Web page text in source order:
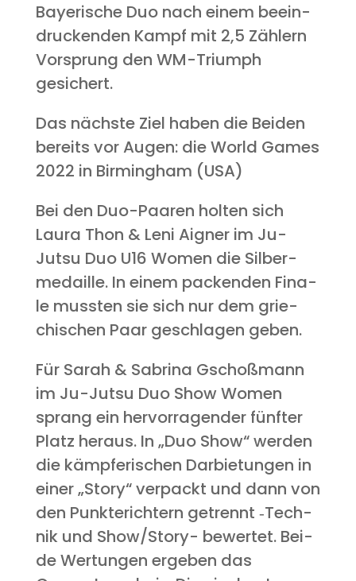
Baye­ri­sche Duo nach einem beein­
dru­cken­den Kampf mit 2,5 Zäh­lern
Vor­sprung den WM-Tri­umph
gesichert.
Das nächs­te Ziel haben die Bei­den
bereits vor Augen: die World Games
2022 in Bir­ming­ham (USA)
Bei den Duo-Paa­ren hol­ten sich
Lau­ra Thon & Leni Aigner im Ju-
Jutsu Duo U16 Women die Sil­ber­
me­dail­le. In einem packen­den Fina­
le muss­ten sie sich nur dem grie­
chi­schen Paar geschla­gen geben.
Für Sarah & Sabri­na Gschoß­mann
im Ju-Jutsu Duo Show Women
sprang ein her­vor­ra­gen­der fünf­ter
Platz her­aus. In „Duo Show“ wer­den
die kämp­fe­ri­schen Dar­bie­tun­gen in
einer „Sto­ry“ ver­packt und dann von
den Punk­te­rich­tern getrennt ‑Tech­
nik und Show­/Sto­ry- bewer­tet. Bei­
de Wer­tun­gen erge­ben das